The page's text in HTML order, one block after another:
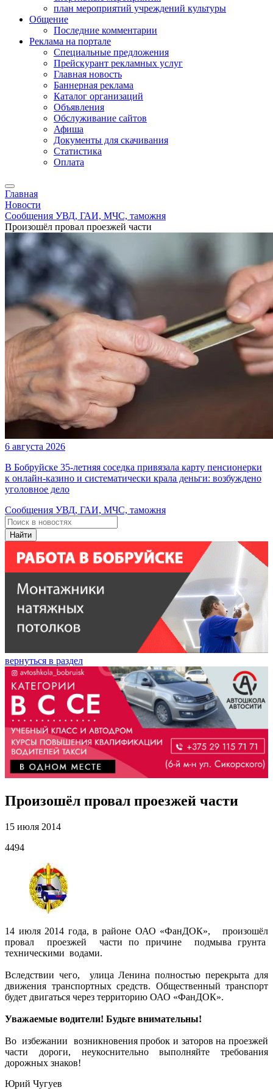
план мероприятий учреждений культуры
Общение
Последние комментарии
Реклама на портале
Специальные предложения
Прейскурант рекламных услуг
Главная новость
Баннерная реклама
Каталог организаций
Объявления
Обслуживание сайтов
Афиша
Документы для скачивания
Статистика
Оплата
Главная
Новости
Сообщения УВД, ГАИ, МЧС, таможня
Произошёл провал проезжей части
6 августа 2026
В Бобруйске 35-летняя соседка привязала карту пенсионерки
к онлайн-казино и систематически крала деньги: возбуждено
уголовное дело
Сообщения УВД, ГАИ, МЧС, таможня
Найти
вернуться в раздел
Произошёл провал проезжей части
15 июля 2014
4494
14 июля 2014 года, в районе ОАО «ФанДОК», произошёл
провал проезжей части по причине подмыва грунта
техническими водами.
Вследствии чего, улица Ленина полностью перекрыта для
движения транспортных средств. Общественный транспорт
будет двигаться через территорию ОАО «ФанДОК».
Уважаемые водители! Будьте внимательны!
Во избежании возникновения пробок и заторов на проезжей
части дороги, неукоснительно выполняйте требования
дорожных знаков!
Юрий Чугуев